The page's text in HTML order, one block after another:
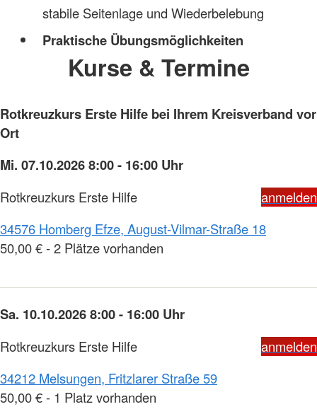
stabile Seitenlage und Wiederbelebung
Praktische Übungsmöglichkeiten
Kurse & Termine
Rotkreuzkurs Erste Hilfe bei Ihrem Kreisverband vor
Ort
Mi. 07.10.2026 8:00 - 16:00 Uhr
Rotkreuzkurs Erste Hilfe
anmelden
34576 Homberg Efze, August-Vilmar-Straße 18
50,00 € - 2 Plätze vorhanden
Sa. 10.10.2026 8:00 - 16:00 Uhr
Rotkreuzkurs Erste Hilfe
anmelden
34212 Melsungen, Fritzlarer Straße 59
50,00 € - 1 Platz vorhanden